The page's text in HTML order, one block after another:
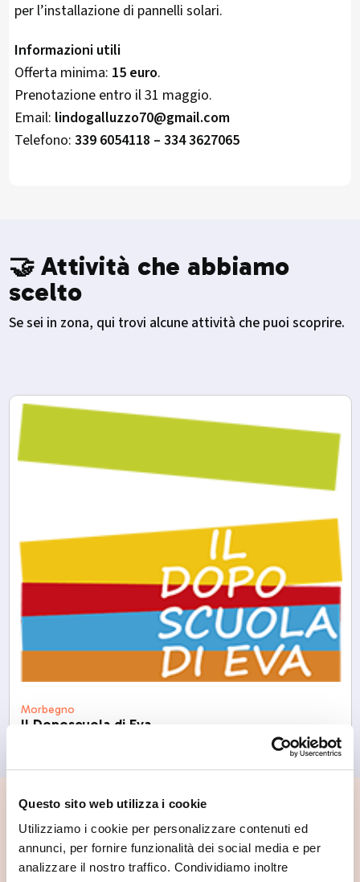
Questo sito web utilizza i cookie
Utilizziamo i cookie per personalizzare contenuti ed
annunci, per fornire funzionalità dei social media e per
analizzare il nostro traffico. Condividiamo inoltre
per l’installazione di pannelli solari.
Informazioni utili
Offerta minima: 15 euro.
Prenotazione entro il 31 maggio.
Email: lindogalluzzo70@gmail.com
Telefono: 339 6054118 – 334 3627065
🤝 Attività che abbiamo
scelto
Se sei in zona, qui trovi alcune attività che puoi scoprire.
Morbegno
Il Doposcuola di Eva
📍 Cosa vedere nei dintorni
Se vuoi scoprire di più su questa zona, qui trovi altri
spunti utili.